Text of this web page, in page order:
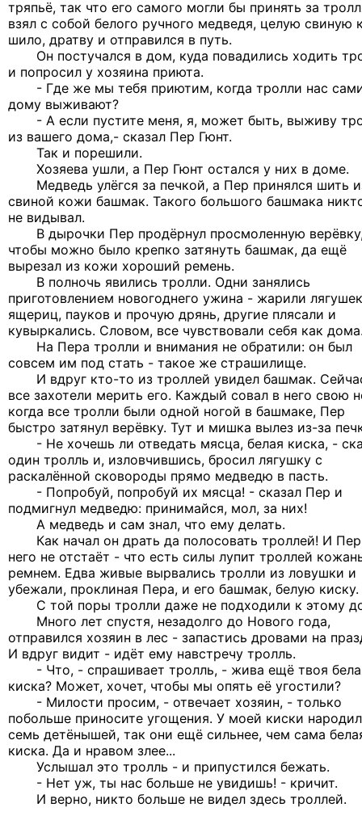
тряпьё, так что его самого могли бы принять за
взял с собой белого ручного медведя, целую свиную
шило, дратву и отправился в путь.
Он постучался в дом, куда повадились ходить
и попросил у хозяина приюта.
- Где же мы тебя приютим, когда тролли нас
дому выживают?
- А если пустите меня, я, может быть, выживу
из вашего дома,- сказал Пер Гюнт.
Так и порешили.
Хозяева ушли, а Пер Гюнт остался у них в доме.
Медведь улёгся за печкой, а Пер принялся шить
свиной кожи башмак. Такого большого башмака
не видывал.
В дырочки Пер продёрнул просмоленную
чтобы можно было крепко затянуть башмак, да ещё
вырезал из кожи хороший ремень.
В полночь явились тролли. Одни занялись
приготовлением новогоднего ужина - жарили
ящериц, пауков и прочую дрянь, другие плясали и
кувыркались. Словом, все чувствовали себя как
На Пера тролли и внимания не обратили: он был
совсем им под стать - такое же страшилище.
И вдруг кто-то из троллей увидел башмак.
все захотели мерить его. Каждый совал в него свою
когда все тролли были одной ногой в башмаке, Пер
быстро затянул верёвку. Тут и мишка вылез из-за
- Не хочешь ли отведать мясца, белая киска, -
один тролль и, изловчившись, бросил лягушку с
раскалённой сковороды прямо медведю в пасть.
- Попробуй, попробуй их мясца! - сказал Пер и
подмигнул медведю: принимайся, мол, за них!
А медведь и сам знал, что ему делать.
Как начал он драть да полосовать троллей! И
него не отстаёт - что есть силы лупит троллей
ремнем. Едва живые вырвались тролли из ловушки и
убежали, проклиная Пера, и его башмак, белую киску.
С той поры тролли даже не подходили к этому
Много лет спустя, незадолго до Нового года,
отправился хозяин в лес - запастись дровами на
И вдруг видит - идёт ему навстречу тролль.
- Что, - спрашивает тролль, - жива ещё твоя
киска? Может, хочет, чтобы мы опять её угостили?
- Милости просим, - отвечает хозяин, - только
побольше приносите угощения. У моей киски
семь детёнышей, так они ещё сильнее, чем сама
киска. Да и нравом злее...
Услышал это тролль - и припустился бежать.
- Нет уж, ты нас больше не увидишь! - кричит.
И верно, никто больше не видел здесь троллей.